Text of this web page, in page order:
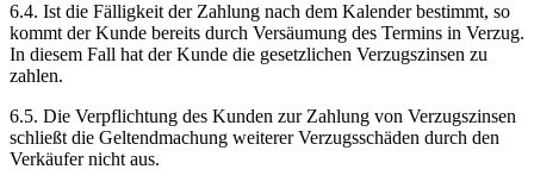
6.4. Ist die Fälligkeit der Zahlung nach dem Kalender bestimmt, so
kommt der Kunde bereits durch Versäumung des Termins in Verzug.
In diesem Fall hat der Kunde die gesetzlichen Verzugszinsen zu
zahlen.
6.5. Die Verpflichtung des Kunden zur Zahlung von Verzugszinsen
schließt die Geltendmachung weiterer Verzugsschäden durch den
Verkäufer nicht aus.